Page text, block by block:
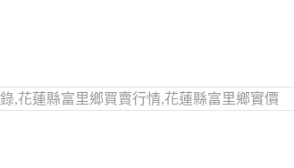
,花蓮縣富里鄉買賣行情,花蓮縣富里鄉實價